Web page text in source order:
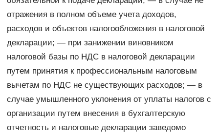
отражения в полном объеме учета доходов,
расходов и объектов налогообложения в налоговой
декларации; — при занижении виновником
налоговой базы по НДС в налоговой декларации
путем принятия к профессиональным налоговым
вычетам по НДС не существующих расходов; — в
случае умышленного уклонения от уплаты налогов с
организации путем внесения в бухгалтерскую
отчетность и налоговые декларации заведомо